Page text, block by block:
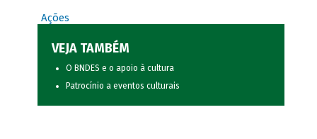
Ações
VEJA TAMBÉM
O BNDES e o apoio à cultura
Patrocínio a eventos culturais